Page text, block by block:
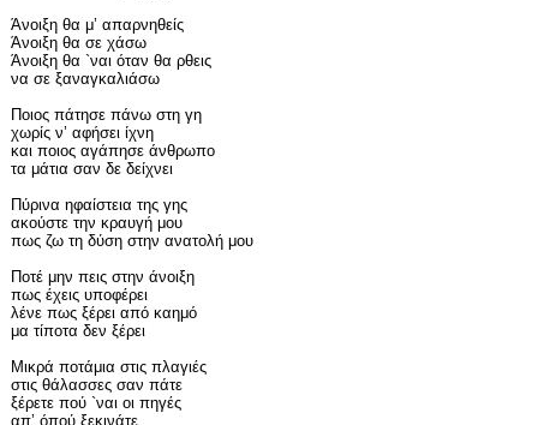
Άνοιξη θα μ’ απαρνηθείς
Άνοιξη θα σε χάσω
Άνοιξη θα `ναι όταν θα ρθεις
να σε ξαναγκαλιάσω
Ποιος πάτησε πάνω στη γη
χωρίς ν’ αφήσει ίχνη
και ποιος αγάπησε άνθρωπο
τα μάτια σαν δε δείχνει
Πύρινα ηφαίστεια της γης
ακούστε την κραυγή μου
πως ζω τη δύση στην ανατολή μου
Ποτέ μην πεις στην άνοιξη
πως έχεις υποφέρει
λένε πως ξέρει από καημό
μα τίποτα δεν ξέρει
Μικρά ποτάμια στις πλαγιές
στις θάλασσες σαν πάτε
ξέρετε πού `ναι οι πηγές
απ’ όπού ξεκινάτε